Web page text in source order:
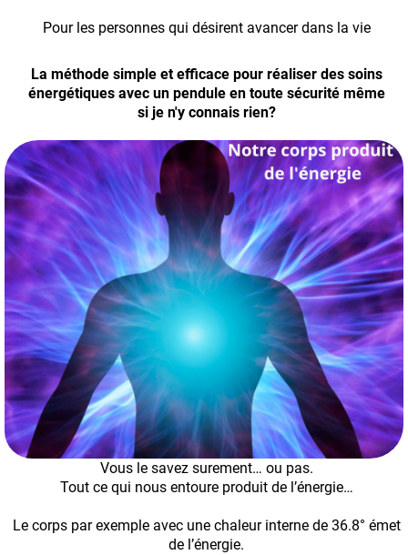
Pour les personnes qui désirent avancer dans la vie
La méthode simple et efficace pour réaliser des soins
énergétiques avec un pendule en toute sécurité même
si je n'y connais rien?
Vous le savez surement… ou pas.
Tout ce qui nous entoure produit de l’énergie…
Le corps par exemple avec une chaleur interne de 36.8° émet
de l’énergie.